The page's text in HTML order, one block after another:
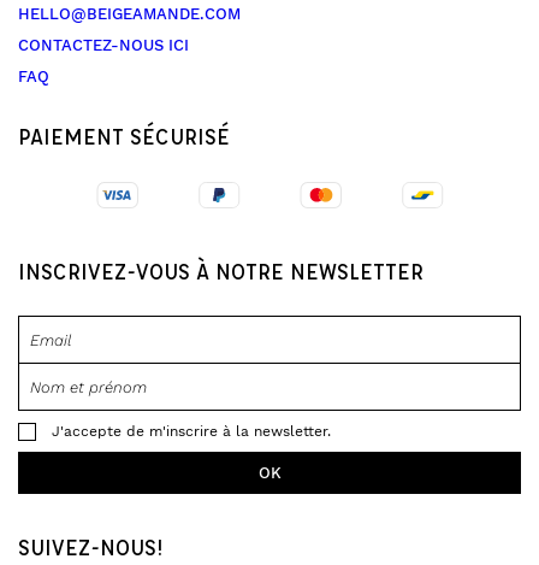
HELLO@BEIGEAMANDE.COM
CONTACTEZ-NOUS ICI
FAQ
PAIEMENT SÉCURISÉ
INSCRIVEZ-VOUS À NOTRE NEWSLETTER
J'accepte de m'inscrire à la newsletter.
SUIVEZ-NOUS!